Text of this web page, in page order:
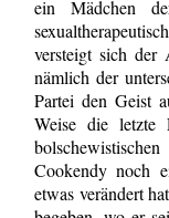
ein Mädchen
versteigt sich der
nämlich der
Partei den Geist
Weise die
Cookendy noch
etwas verändert